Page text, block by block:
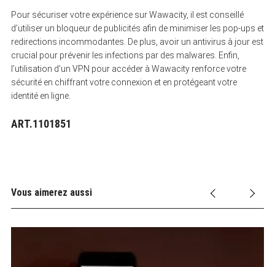
Pour sécuriser votre expérience sur Wawacity, il est conseillé
d’utiliser un bloqueur de publicités afin de minimiser les pop-ups et
redirections incommodantes. De plus, avoir un antivirus à jour est
crucial pour prévenir les infections par des malwares. Enfin,
l’utilisation d’un VPN pour accéder à Wawacity renforce votre
sécurité en chiffrant votre connexion et en protégeant votre
identité en ligne.
ART.1101851
Vous aimerez aussi